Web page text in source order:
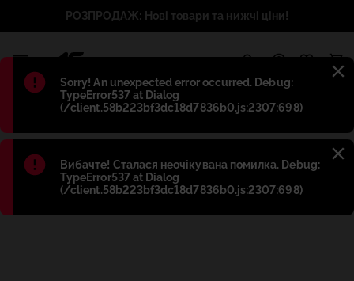
Błąd:
Sorry! An unexpected error occurred. Debug:
TypeError537 at Dialog
(/client.58b223bf3dc18d7836b0.js:2307:698)
Błąd:
Вибачте! Сталася неочікувана помилка. Debug:
TypeError537 at Dialog
(/client.58b223bf3dc18d7836b0.js:2307:698)
РОЗПРОДАЖ: Нові товари та нижчі ціни!